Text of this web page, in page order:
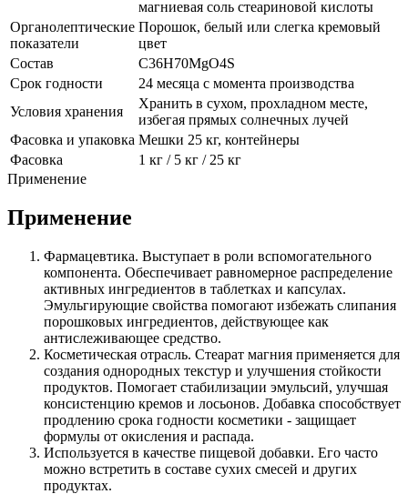
магниевая соль стеариновой кислоты
Органолептические
показатели
Порошок, белый или слегка кремовый
цвет
Состав
C36H70MgO4S
Срок годности
24 месяца с момента производства
Условия хранения
Хранить в сухом, прохладном месте,
избегая прямых солнечных лучей
Фасовка и упаковка Мешки 25 кг, контейнеры
Фасовка
1 кг / 5 кг / 25 кг
Применение
Применение
Фармацевтика. Выступает в роли вспомогательного
компонента. Обеспечивает равномерное распределение
активных ингредиентов в таблетках и капсулах.
Эмульгирующие свойства помогают избежать слипания
порошковых ингредиентов, действующее как
антислеживающее средство.
Косметическая отрасль. Стеарат магния применяется для
создания однородных текстур и улучшения стойкости
продуктов. Помогает стабилизации эмульсий, улучшая
консистенцию кремов и лосьонов. Добавка способствует
продлению срока годности косметики - защищает
формулы от окисления и распада.
Используется в качестве пищевой добавки. Его часто
можно встретить в составе сухих смесей и других
продуктах.